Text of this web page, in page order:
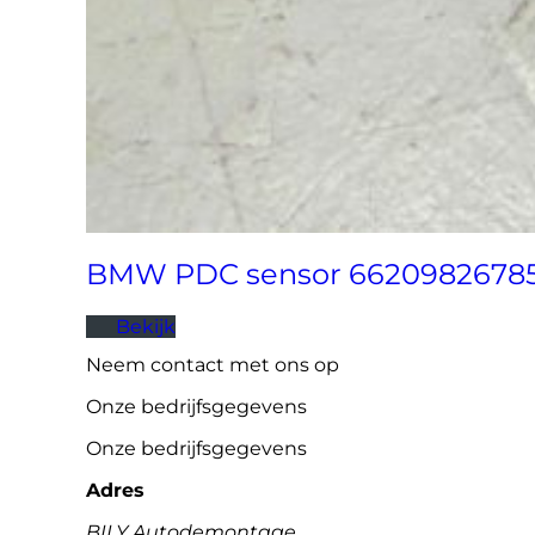
BMW PDC sensor
Bekijk
Neem contact met ons op
Onze bedrijfsgegevens
Onze bedrijfsgegevens
Adres